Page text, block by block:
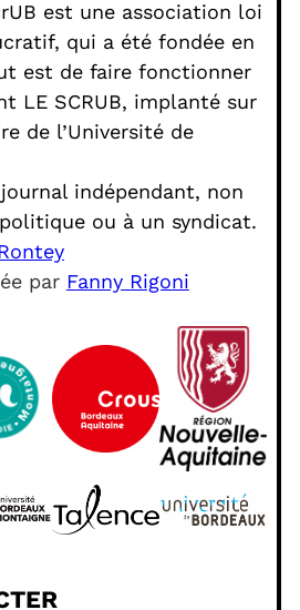
est une association loi
qui a été fondée en
est de faire fonctionner
LE SCRUB, implanté sur
de l’Université de
indépendant, non
ou à un syndicat.
par Fanny Rigoni